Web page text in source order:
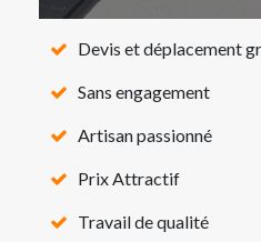
Devis et déplacement
Sans engagement
Artisan passionné
Prix Attractif
Travail de qualité